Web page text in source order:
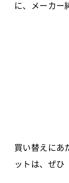
に、メーカー
買い替えにあ
ットは、ぜひ